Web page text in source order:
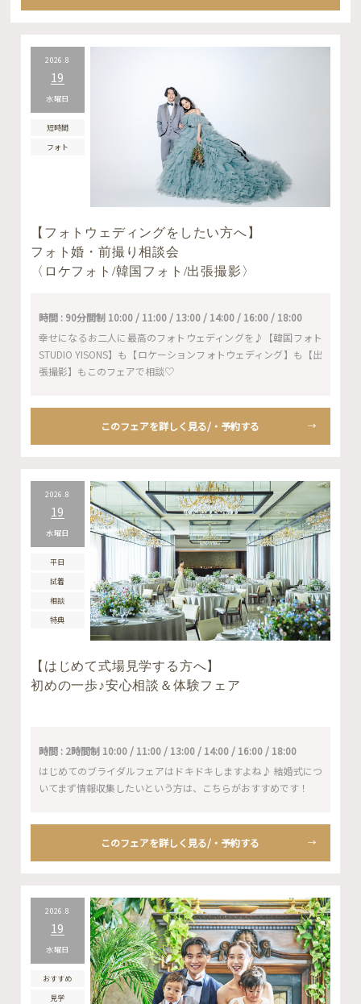
2026.8
19
水曜日
短時間
フォト
【フォトウェディングをしたい方へ】
フォト婚・前撮り相談会
〈ロケフォト/韓国フォト/出張撮影〉
時間 : 90分間制 10:00 / 11:00 / 13:00 / 14:00 / 16:00 / 18:00
幸せになるお二人に最高のフォトウェディングを♪【韓国フォト
STUDIO YISONS】も【ロケーションフォトウェディング】も【出
張撮影】もこのフェアで相談♡
このフェアを詳しく見る/・予約する
2026.8
19
水曜日
平日
試着
相談
特典
【はじめて式場見学する方へ】
初めの一歩♪安心相談＆体験フェア
時間 : 2時間制 10:00 / 11:00 / 13:00 / 14:00 / 16:00 / 18:00
はじめてのブライダルフェアはドキドキしますよね♪ 結婚式につ
いてまず情報収集したいという方は、こちらがおすすめです！
このフェアを詳しく見る/・予約する
2026.8
19
水曜日
おすすめ
見学